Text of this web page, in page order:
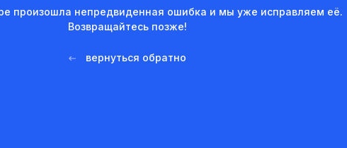
произошла непредвиденная ошибка и мы уже исправляем её.
Возвращайтесь позже!
вернуться обратно